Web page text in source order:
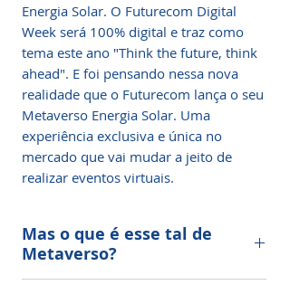
Energia Solar. O Futurecom Digital
Week será 100% digital e traz como
tema este ano "Think the future, think
ahead". E foi pensando nessa nova
realidade que o Futurecom lança o seu
Metaverso Energia Solar. Uma
experiência exclusiva e única no
mercado que vai mudar a jeito de
realizar eventos virtuais.
Mas o que é esse tal de
Metaverso?